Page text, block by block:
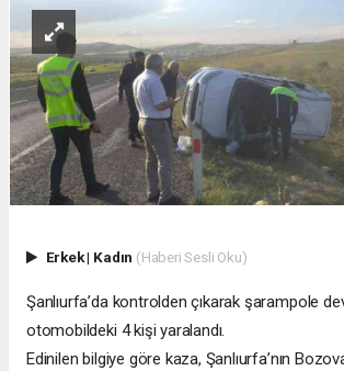
Erkek| Kadın (Haberi Sesli Oku)
Şanlıurfa’da kontrolden çıkarak şarampole
otomobildeki 4 kişi yaralandı.
Edinilen bilgiye göre kaza, Şanlıurfa’nın